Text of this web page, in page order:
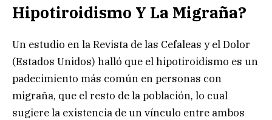
Hipotiroidismo Y La Migraña?
Un estudio en la Revista de las Cefaleas y el Dolor
(Estados Unidos) halló que el hipotiroidismo es un
padecimiento más común en personas con
migraña, que el resto de la población, lo cual
sugiere la existencia de un vínculo entre ambos